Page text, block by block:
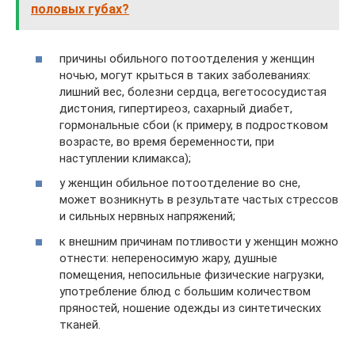
половых губах?
причины обильного потоотделения у женщин
ночью, могут крыться в таких заболеваниях:
лишний вес, болезни сердца, вегетососудистая
дистония, гипертиреоз, сахарный диабет,
гормональные сбои (к примеру, в подростковом
возрасте, во время беременности, при
наступлении климакса);
у женщин обильное потоотделение во сне,
может возникнуть в результате частых стрессов
и сильных нервных напряжений;
к внешним причинам потливости у женщин можно
отнести: непереносимую жару, душные
помещения, непосильные физические нагрузки,
употребление блюд с большим количеством
пряностей, ношение одежды из синтетических
тканей.